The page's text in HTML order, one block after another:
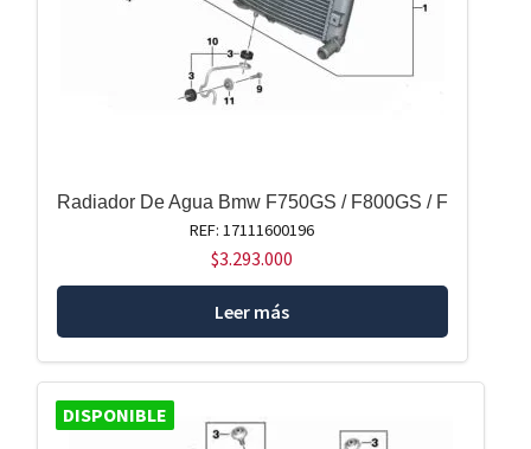
Radiador De Agua Bmw F750GS / F800GS / F
REF: 17111600196
$3.293.000
Leer más
DISPONIBLE